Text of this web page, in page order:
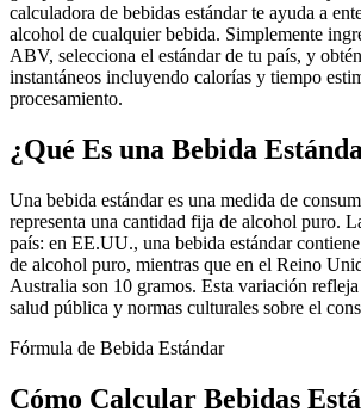
calculadora de bebidas estándar te ayuda a
alcohol de cualquier bebida. Simplemente
ABV, selecciona el estándar de tu país, y
instantáneos incluyendo calorías y tiempo
procesamiento.
¿Qué Es una Bebida
Una bebida estándar es una medida de
representa una cantidad fija de alcohol puro.
país: en EE.UU., una bebida estándar
de alcohol puro, mientras que en el Reino
Australia son 10 gramos. Esta variación
salud pública y normas culturales sobre el
Fórmula de Bebida Estándar
Cómo Calcular Bebidas